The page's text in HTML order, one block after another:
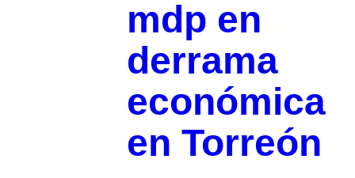
mdp en
derrama
económica
en Torreón